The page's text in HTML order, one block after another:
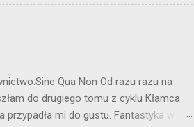
Qua Non Od razu razu na
do drugiego tomu z cyklu Kłamca
mi do gustu. Fantastyka w